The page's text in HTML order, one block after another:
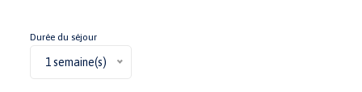
Durée du séjour
1 semaine(s)